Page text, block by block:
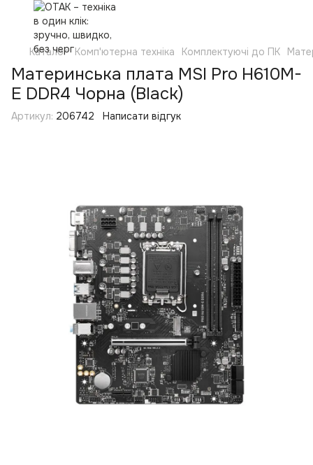
Каталог Комп'ютерна техніка Комплектуючі до ПК
Материнська плата MSI Pro H610M-
E DDR4 Чорна (Black)
Артикул: 206742 Написати відгук